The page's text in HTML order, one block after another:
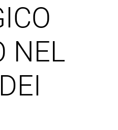
NEL